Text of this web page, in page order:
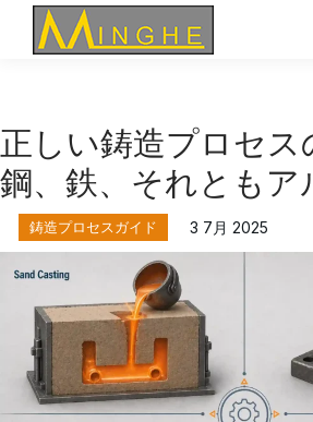
正しい鋳造プロセス
鋼、鉄、それとも
3 7月 2025
鋳造プロセスガイド